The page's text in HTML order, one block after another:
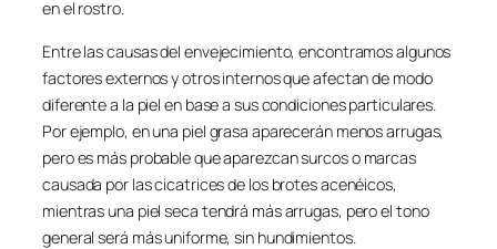
en el rostro.
Entre las causas del envejecimiento, encontramos algunos
factores externos y otros internos que afectan de modo
diferente a la piel en base a sus condiciones particulares.
Por ejemplo, en una piel grasa aparecerán menos arrugas,
pero es más probable que aparezcan surcos o marcas
causada por las cicatrices de los brotes acenéicos,
mientras una piel seca tendrá más arrugas, pero el tono
general será más uniforme, sin hundimientos.